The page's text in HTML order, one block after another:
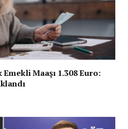
Maaşı 1.308 Euro: